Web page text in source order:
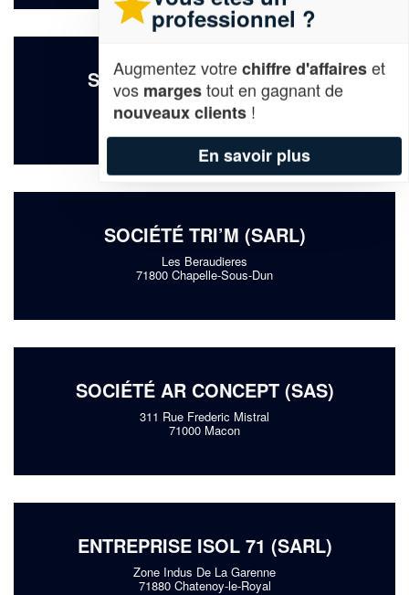
SOCIÉTÉ GL RENOV (SAS)
29 Avenue Edouard Herriot
71000 Macon
SOCIÉTÉ TRI’M (SARL)
Les Beraudieres
71800 Chapelle-Sous-Dun
SOCIÉTÉ AR CONCEPT (SAS)
311 Rue Frederic Mistral
71000 Macon
ENTREPRISE ISOL 71 (SARL)
Zone Indus De La Garenne
71880 Chatenoy-le-Royal
professionnel ?
Augmentez votrechiffre d'affaireset
vos margestout en gagnant de
nouveaux clients !
En savoir plus